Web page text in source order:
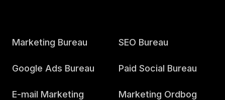
Marketing Bureau SEO Bureau
Google Ads Bureau Paid Social Bureau
E-mail Marketing
Marketing Ordbog